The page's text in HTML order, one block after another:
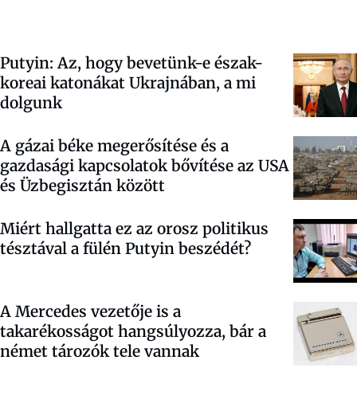
Putyin: Az, hogy bevetünk-e észak-
koreai katonákat Ukrajnában, a mi
dolgunk
A gázai béke megerősítése és a
gazdasági kapcsolatok bővítése az USA
és Üzbegisztán között
Miért hallgatta ez az orosz politikus
tésztával a fülén Putyin beszédét?
A Mercedes vezetője is a
takarékosságot hangsúlyozza, bár a
német tározók tele vannak